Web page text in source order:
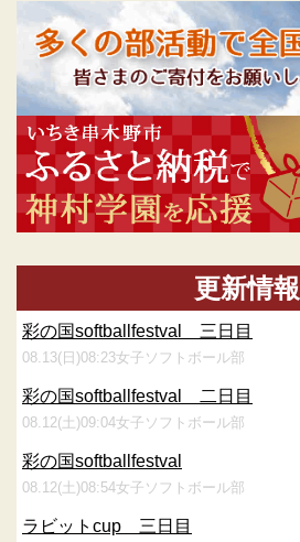
更新情報
彩の国softballfestval 三日目
08.13(日)08:23女子ソフトボール部
彩の国softballfestval 二日目
08.12(土)09:04女子ソフトボール部
彩の国softballfestval
08.12(土)08:54女子ソフトボール部
ラビットcup 三日目